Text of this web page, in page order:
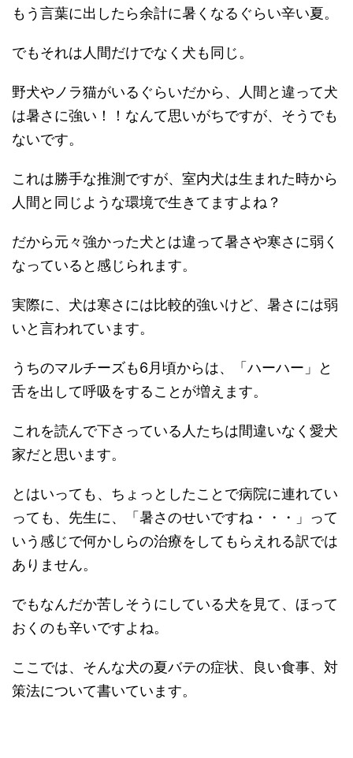
もう言葉に出したら余計に暑くなるぐらい辛い夏。
でもそれは人間だけでなく犬も同じ。
野犬やノラ猫がいるぐらいだから、人間と違って犬
は暑さに強い！！なんて思いがちですが、そうでも
ないです。
これは勝手な推測ですが、室内犬は生まれた時から
人間と同じような環境で生きてますよね？
だから元々強かった犬とは違って暑さや寒さに弱く
なっていると感じられます。
実際に、犬は寒さには比較的強いけど、暑さには弱
いと言われています。
うちのマルチーズも6月頃からは、「ハーハー」と
舌を出して呼吸をすることが増えます。
これを読んで下さっている人たちは間違いなく愛犬
家だと思います。
とはいっても、ちょっとしたことで病院に連れてい
っても、先生に、「暑さのせいですね・・・」って
いう感じで何かしらの治療をしてもらえれる訳では
ありません。
でもなんだか苦しそうにしている犬を見て、ほって
おくのも辛いですよね。
ここでは、そんな犬の夏バテの症状、良い食事、対
策法について書いています。